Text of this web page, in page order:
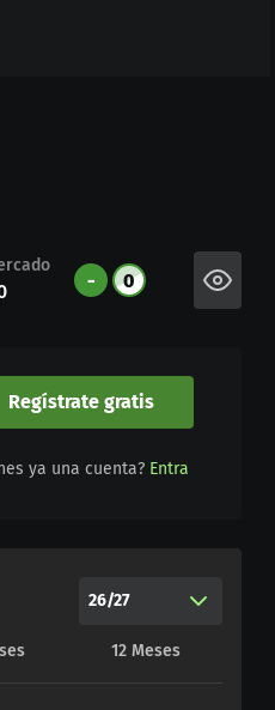
- 0
Regístrate gratis
ya una cuenta? Entra
26/27
12 Meses